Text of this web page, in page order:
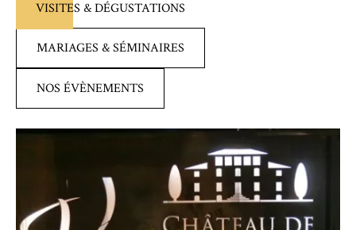
VISITES & DÉGUSTATIONS
MARIAGES & SÉMINAIRES
NOS ÉVÈNEMENTS